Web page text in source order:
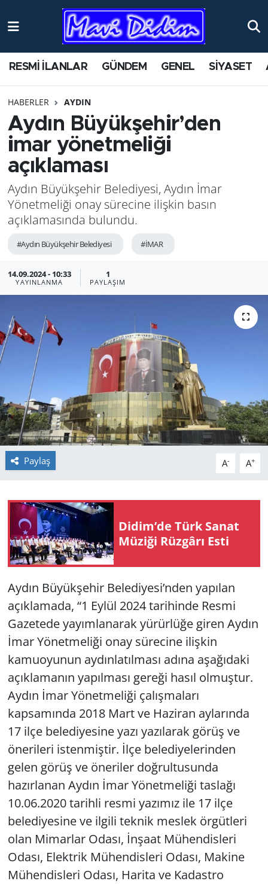
RESMİ İLANLAR GÜNDEM GENEL SİYASET
HABERLER AYDIN
Aydın Büyükşehir’den
imar yönetmeliği
açıklaması
Aydın Büyükşehir Belediyesi, Aydın İmar
Yönetmeliği onay sürecine ilişkin basın
açıklamasında bulundu.
#Aydın Büyükşehir Belediyesi #İMAR
14.09.2024 - 10:33
YAYINLANMA
1
PAYLAŞIM
Paylaş A- A+
Didim’de Türk Sanat
Mü­zi­ği Rüz­gâ­rı Esti
Aydın Büyükşehir Belediyesi’nden yapılan
açıklamada, “1 Eylül 2024 tarihinde Resmi
Gazetede yayımlanarak yürürlüğe giren Aydın
İmar Yönetmeliği onay sürecine ilişkin
kamuoyunun aydınlatılması adına aşağıdaki
açıklamanın yapılması gereği hasıl olmuştur.
Aydın İmar Yönetmeliği çalışmaları
kapsamında 2018 Mart ve Haziran aylarında
17 ilçe belediyesine yazı yazılarak görüş ve
önerileri istenmiştir. İlçe belediyelerinden
gelen görüş ve öneriler doğrultusunda
hazırlanan Aydın İmar Yönetmeliği taslağı
10.06.2020 tarihli resmi yazımız ile 17 ilçe
belediyesine ve ilgili teknik meslek örgütleri
olan Mimarlar Odası, İnşaat Mühendisleri
Odası, Elektrik Mühendisleri Odası, Makine
Mühendisleri Odası, Harita ve Kadastro
ANTİK YERLER
AYDIN
BİLİM VE TEKNOLOJİ
ÇEVRE
EĞİTİM
EKONOMİ
GÜNDEM
HABERDE İNSAN
KÜLTÜR SANAT
MAGAZİN
POLİTİKA
RESMİ İLANLAR
SAĞLIK
SİYASET
SPOR
Yerel
Nöbetçi Eczaneler
Namaz Vakitleri
Trafik Durumu
Süper Lig Puan Durumu ve Fikstür
Tüm Manşetler
Son Dakika Haberleri